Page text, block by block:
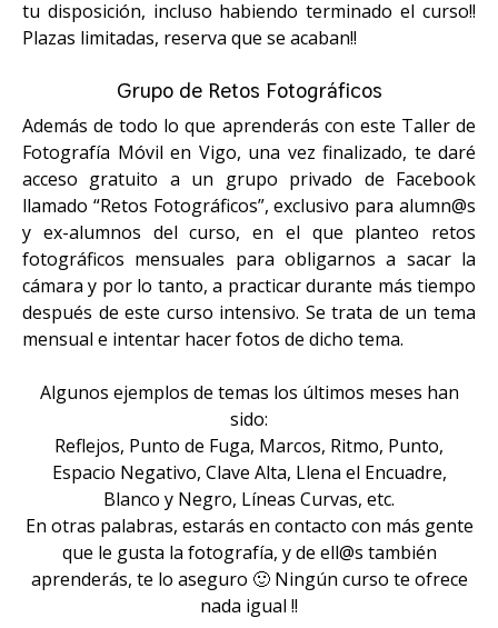
tu disposición, incluso habiendo terminado el curso!!
Plazas limitadas, reserva que se acaban!!
Grupo de Retos Fotográficos
Además de todo lo que aprenderás con este Taller de
Fotografía Móvil en Vigo, una vez finalizado, te daré
acceso gratuito a un grupo privado de Facebook
llamado “Retos Fotográficos”, exclusivo para alumn@s
y ex-alumnos del curso, en el que planteo retos
fotográficos mensuales para obligarnos a sacar la
cámara y por lo tanto, a practicar durante más tiempo
después de este curso intensivo. Se trata de un tema
mensual e intentar hacer fotos de dicho tema.
Algunos ejemplos de temas los últimos meses han
sido:
Reflejos, Punto de Fuga, Marcos, Ritmo, Punto,
Espacio Negativo, Clave Alta, Llena el Encuadre,
Blanco y Negro, Líneas Curvas, etc.
En otras palabras, estarás en contacto con más gente
que le gusta la fotografía, y de ell@s también
aprenderás, te lo aseguro 🙂 Ningún curso te ofrece
nada igual !!